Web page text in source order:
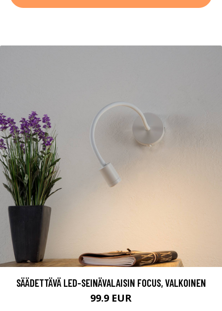
SÄÄDETTÄVÄ LED-SEINÄVALAISIN FOCUS, VALKOINEN
99.9 EUR